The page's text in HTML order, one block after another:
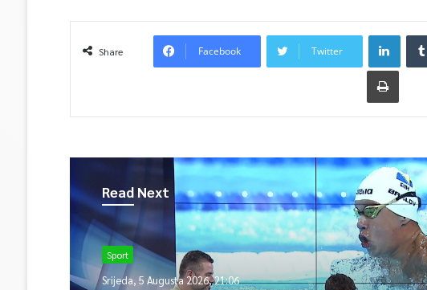
Share Facebook Twitter
Read Next
Sport
Srijeda, 5 Augusta 2026, 21:06